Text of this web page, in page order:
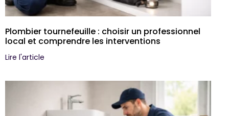
Plombier tournefeuille : choisir un professionnel
local et comprendre les interventions
Lire l'article